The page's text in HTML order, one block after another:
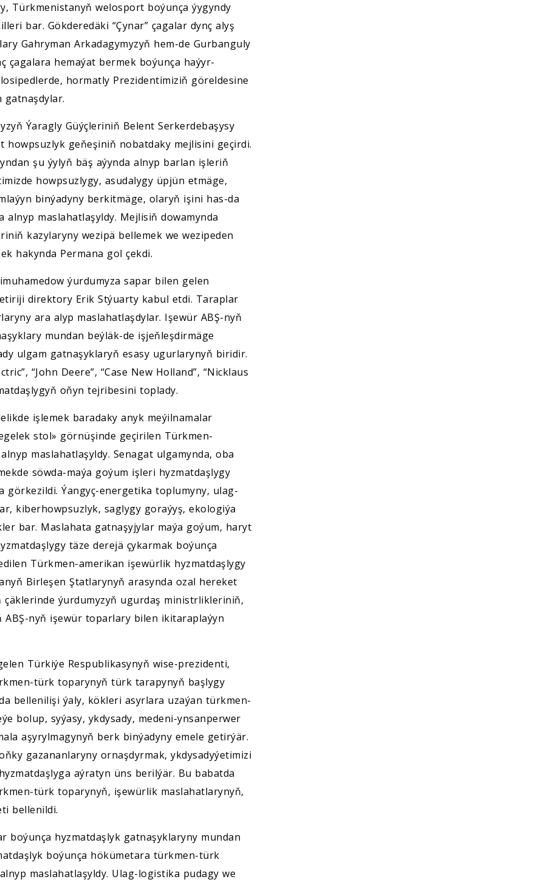
Türkmenistanyň welosport boýunça ýygyndy
bar. Gökderedäki “Çynar” çagalar dynç alyş
Gahryman Arkadagymyzyň hem-de Gurbanguly
çagalara hemaýat bermek boýunça haýyr-
hormatly Prezidentimiziň göreldesine
Ýaragly Güýçleriniň Belent Serkerdebaşysy
howpsuzlyk geňeşiniň nobatdaky mejlisini geçirdi.
şu ýylyň bäş aýynda alnyp barlan işleriň
howpsuzlygy, asudalygy üpjün etmäge,
binýadyny berkitmäge, olaryň işini has-da
maslahatlaşyldy. Mejlisiň dowamynda
kazylaryny wezipä bellemek we wezipeden
hakynda Permana gol çekdi.
ýurdumyza sapar bilen gelen
direktory Erik Stýuarty kabul etdi. Taraplar
ara alyp maslahatlaşdylar. Işewür ABŞ-nyň
mundan beýläk-de işjeňleşdirmäge
ulgam gatnaşyklaryň esasy ugurlarynyň biridir.
“John Deere”, “Case New Holland”, “Nicklaus
oňyn tejribesini toplady.
işlemek baradaky anyk meýilnamalar
stol» görnüşinde geçirilen Türkmen-
maslahatlaşyldy. Senagat ulgamynda, oba
söwda-maýa goýum işleri hyzmatdaşlygy
Ýangyç-energetika toplumyny, ulag-
kiberhowpsuzlyk, saglygy goraýyş, ekologiýa
bar. Maslahata gatnaşyjylar maýa goýum, haryt
täze derejä çykarmak boýunça
Türkmen-amerikan işewürlik hyzmatdaşlygy
Birleşen Ştatlarynyň arasynda ozal hereket
ýurdumyzyň ugurdaş ministrlikleriniň,
nyň işewür toparlary bilen ikitaraplaýyn
Türkiýe Respublikasynyň wise-prezidenti,
türk toparynyň türk tarapynyň başlygy
bellenilişi ýaly, kökleri asyrlara uzaýan türkmen-
bolup, syýasy, ykdysady, medeni-ynsanperwer
aşyrylmagynyň berk binýadyny emele getirýär.
gazananlaryny ornaşdyrmak, ykdysadyýetimizi
aýratyn üns berilýär. Bu babatda
türk toparynyň, işewürlik maslahatlarynyň,
bellenildi.
hyzmatdaşlyk gatnaşyklaryny mundan
boýunça hökümetara türkmen-türk
maslahatlaşyldy. Ulag-logistika pudagy we